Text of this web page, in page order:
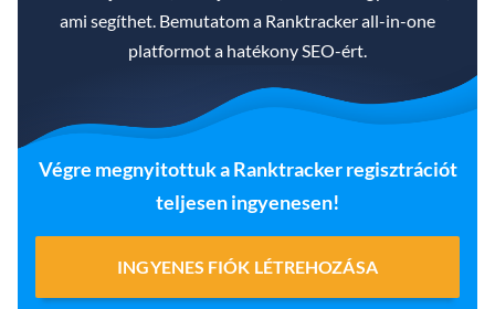
ami segíthet. Bemutatom a Ranktracker all-in-one
platformot a hatékony SEO-ért.
Végre megnyitottuk a Ranktracker regisztrációt
teljesen ingyenesen!
INGYENES FIÓK LÉTREHOZÁSA